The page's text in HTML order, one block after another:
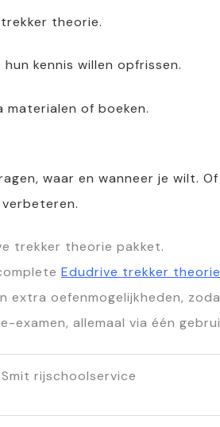
theorie.
kennis willen opfrissen.
of boeken.
waar en wanneer je wilt.
trekker theorie pakket.
Edudrive trekker
oefenmogelijkheden,
allemaal via één
Smit rijschoolservice